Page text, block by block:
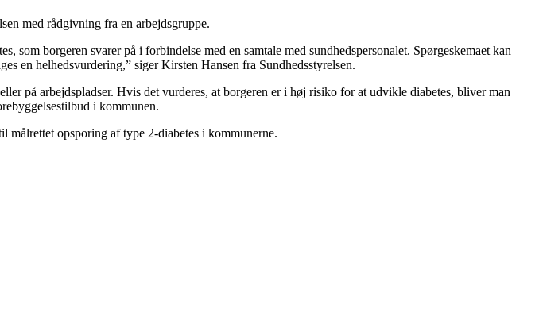
med rådgivning fra en arbejdsgruppe.
borgeren svarer på i forbindelse med en samtale med sundhedspersonalet. Spørgeskemaet kan
en helhedsvurdering,” siger Kirsten Hansen fra Sundhedsstyrelsen.
på arbejdspladser. Hvis det vurderes, at borgeren er i høj risiko for at udvikle diabetes, bliver man
i kommunen.
målrettet opsporing af type 2-diabetes i kommunerne.